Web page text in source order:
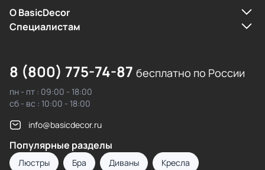
О BasicDecor
Cпециалистам
8 (800) 775-74-87 бесплатно по России
пн - пт : 09:00 - 18:00
сб - вс : 10:00 - 18:00
info@basicdecor.ru
Популярные разделы
Люстры Бра Диваны Кресла